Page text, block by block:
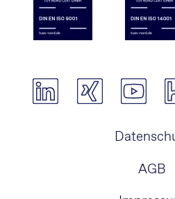
Navigation
AGB